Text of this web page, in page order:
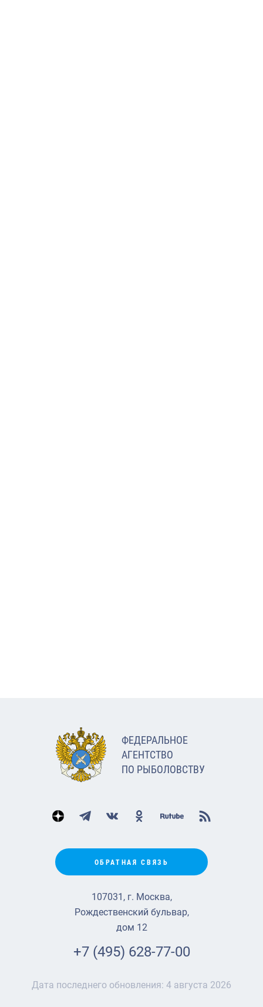
ФЕДЕРАЛЬНОЕ
АГЕНТСТВО
ПО РЫБОЛОВСТВУ
ОБРАТНАЯ СВЯЗЬ
107031, г. Москва,
Рождественский бульвар,
дом 12
+7 (495) 628-77-00
Дата последнего обновления: 4 августа 2026